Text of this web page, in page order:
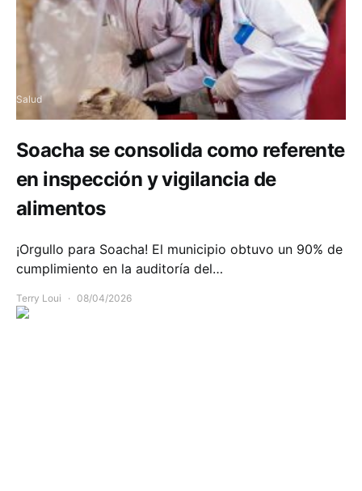
Salud
Soacha se consolida como referente
en inspección y vigilancia de
alimentos
¡Orgullo para Soacha! El municipio obtuvo un 90% de
cumplimiento en la auditoría del…
Terry Loui 08/04/2026